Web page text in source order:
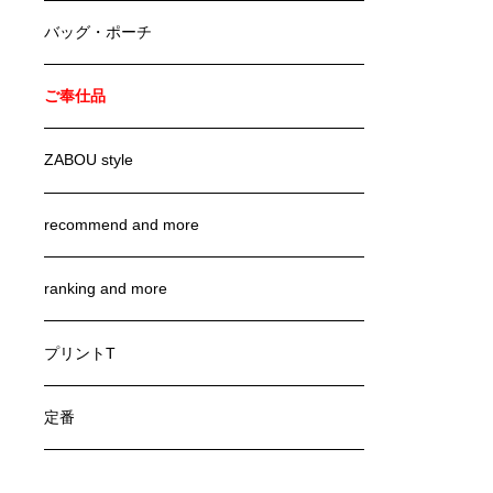
バッグ・ポーチ
ご奉仕品
ZABOU style
recommend and more
ranking and more
プリントT
定番